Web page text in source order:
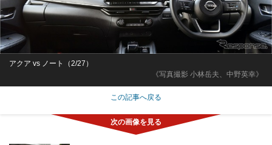
《写真撮影 小林岳夫、中野英幸》
アクア vs ノート（2/27）
この記事へ戻る